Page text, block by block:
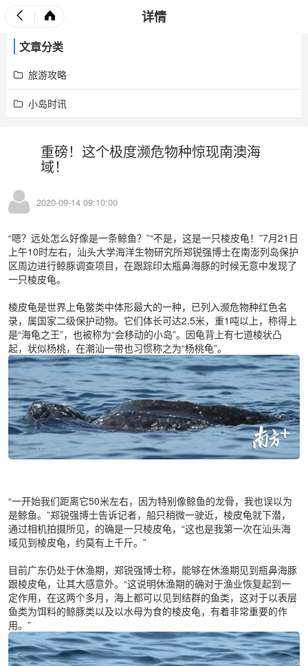
详情
文章分类
旅游攻略
小岛时讯
重磅！这个极度濒危物种惊现南澳海
域！
2020-09-14 09:10:00
“嗯？远处怎么好像是一条鲸鱼？”“不是，这是一只棱皮龟！”7月21日
上午10时左右，汕头大学海洋生物研究所郑锐强博士在南澎列岛保护
区周边进行鲸豚调查项目，在跟踪印太瓶鼻海豚的时候无意中发现了
一只棱皮龟。
棱皮龟是世界上龟鳖类中体形最大的一种，已列入濒危物种红色名
录，属国家二级保护动物。它们体长可达2.5米，重1吨以上，称得上
是“海龟之王”，也被称为“会移动的小岛”。因龟背上有七道棱状凸
起，状似杨桃，在潮汕一带也习惯称之为“杨桃龟”。
“一开始我们距离它50米左右，因为特别像鲸鱼的龙骨，我也误以为
是鲸鱼。”郑锐强博士告诉记者，船只稍微一驶近，棱皮龟就下潜，
通过相机拍摄所见，的确是一只棱皮龟，“这也是我第一次在汕头海
域见到棱皮龟，约莫有上千斤。”
目前广东仍处于休渔期，郑锐强博士称，能够在休渔期见到瓶鼻海豚
跟棱皮龟，让其大感意外。“这说明休渔期的确对于渔业恢复起到一
定作用，在这两个多月，海上都可以见到结群的鱼类，这对于以表层
鱼类为饵料的鲸豚类以及以水母为食的棱皮龟，有着非常重要的作
用。”